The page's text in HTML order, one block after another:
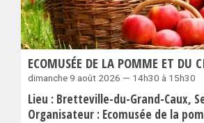
ECOMUSÉE DE LA POMME ET DU
dimanche 9 août 2026 — 14h30 à 15h30
Lieu : Bretteville-du-Grand-Caux
Organisateur : Ecomusée de la